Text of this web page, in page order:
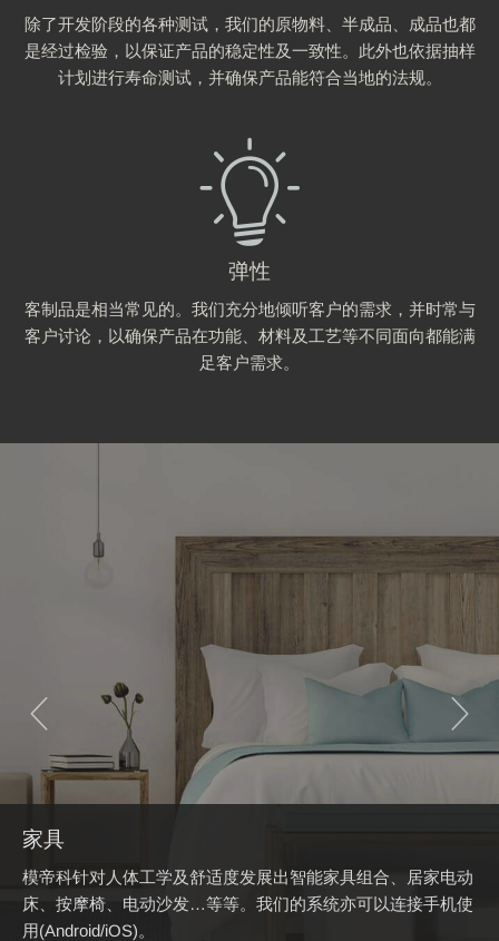
除了开发阶段的各种测试，我们的原物料、半成品、成品也都
是经过检验，以保证产品的稳定性及一致性。此外也依据抽样
计划进行寿命测试，并确保产品能符合当地的法规。
弹性
客制品是相当常见的。我们充分地倾听客户的需求，并时常与
客户讨论，以确保产品在功能、材料及工艺等不同面向都能满
足客户需求。
家具
模帝科针对人体工学及舒适度发展出智能家具组合、居家电动
床、按摩椅、电动沙发…等等。我们的系统亦可以连接手机使
用(Android/iOS)。